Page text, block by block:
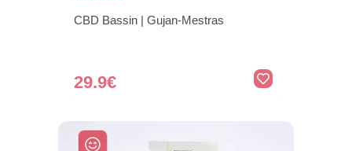
CBD Bassin | Gujan-Mestras
29.9€